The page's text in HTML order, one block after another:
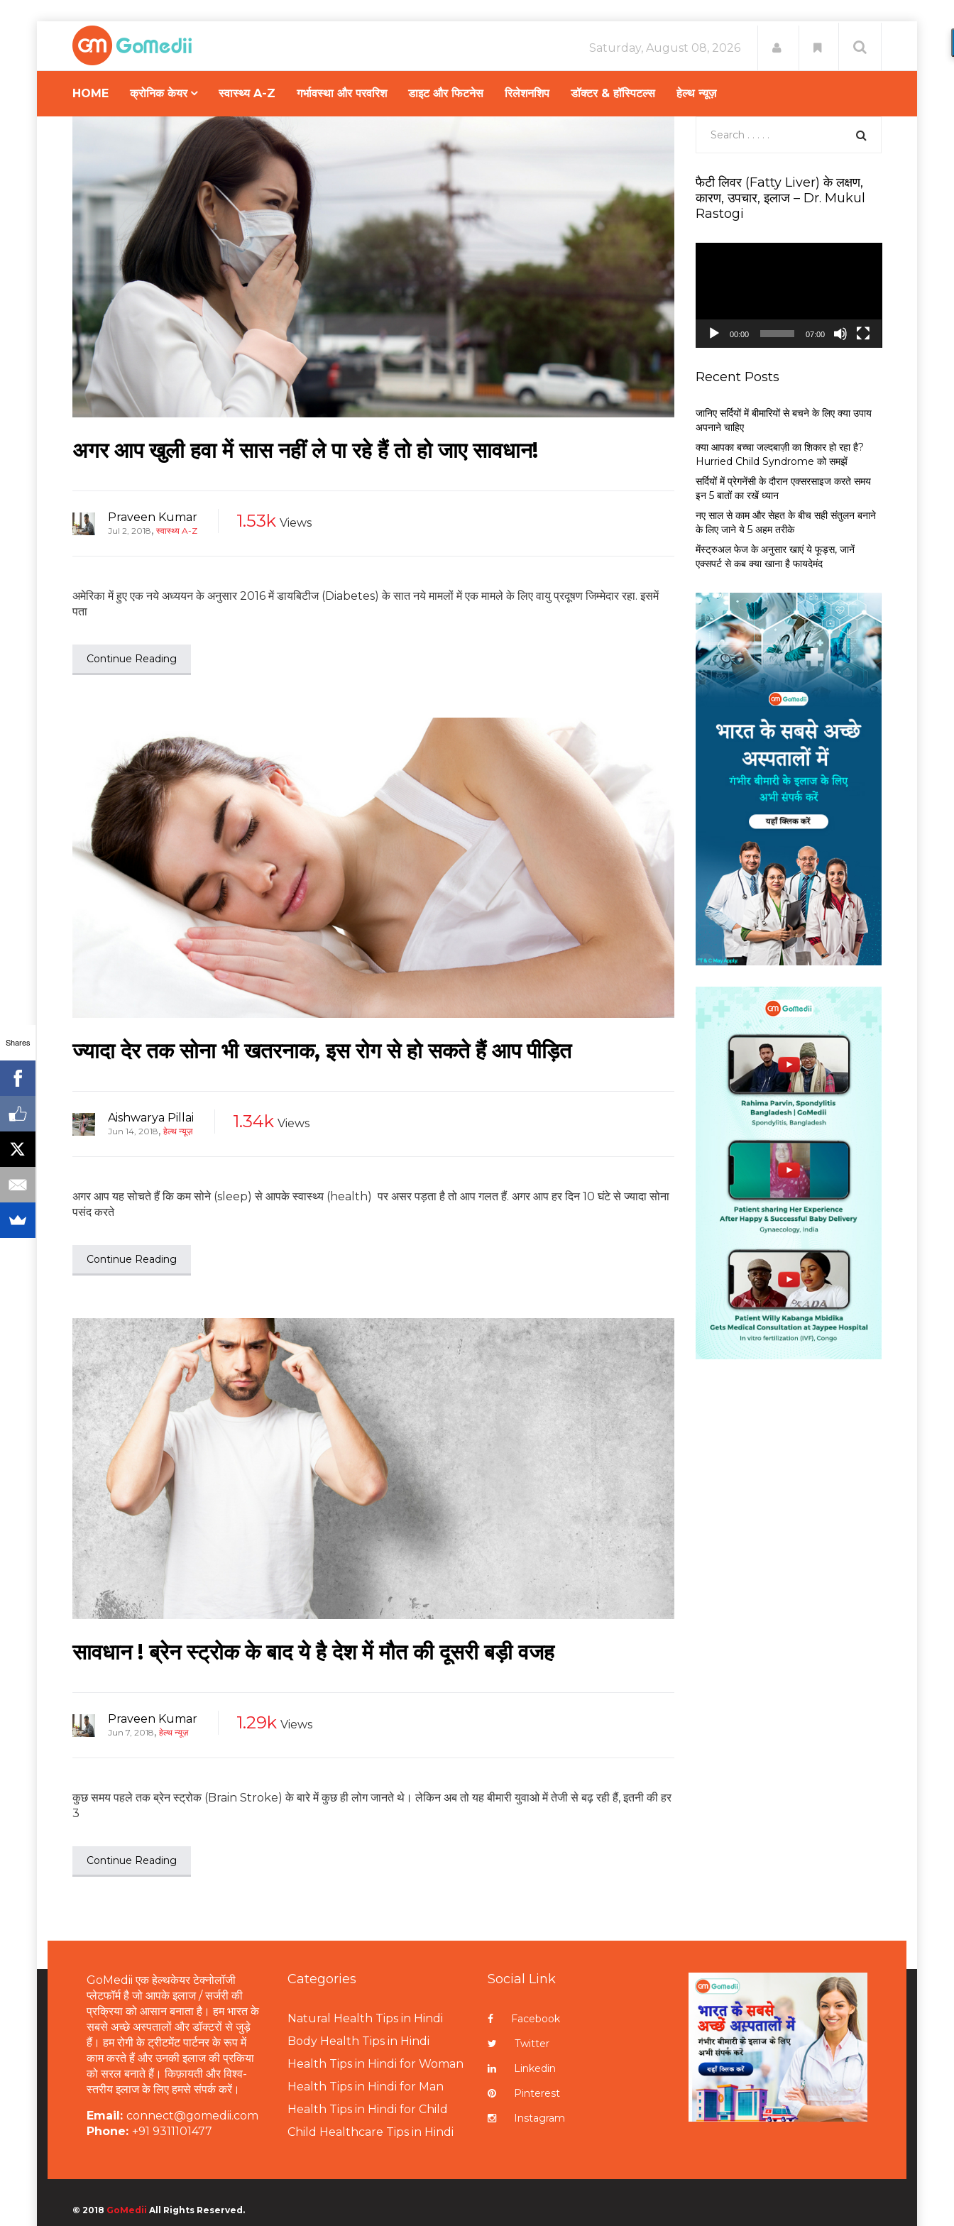
Saturday, August 08, 2026
HOME क्रोनिक केयर स्वास्थ्य A-Z गर्भावस्था और परवरिश डाइट और फिटनेस रिलेशनशिप डॉक्टर & हॉस्पिटल्स हेल्थ न्यूज़
अगर आप खुली हवा में सास नहीं ले पा रहे हैं तो हो जाए सावधान!
Praveen Kumar
Jul 2, 2018, स्वास्थ्य A-Z 1.53k Views
अमेरिका में हुए एक नये अध्ययन के अनुसार 2016 में डायबिटीज (Diabetes) के सात नये मामलों में एक मामले के लिए वायु प्रदूषण जिम्मेदार रहा. इसमें
पता
Continue Reading
ज्यादा देर तक सोना भी खतरनाक, इस रोग से हो सकते हैं आप पीड़ित
Aishwarya Pillai
Jun 14, 2018, हेल्थ न्यूज़ 1.34k Views
अगर आप यह सोचते हैं कि कम सोने (sleep) से आपके स्वास्थ्य (health) पर असर पड़ता है तो आप गलत हैं. अगर आप हर दिन 10 घंटे से ज्यादा सोना
पसंद करते
Continue Reading
सावधान ! ब्रेन स्ट्रोक के बाद ये है देश में मौत की दूसरी बड़ी वजह
Praveen Kumar
Jun 7, 2018, हेल्थ न्यूज़ 1.29k Views
कुछ समय पहले तक ब्रेन स्ट्रोक (Brain Stroke) के बारे में कुछ ही लोग जानते थे। लेकिन अब तो यह बीमारी युवाओ में तेजी से बढ़ रही हैं, इतनी की हर
3
Continue Reading
फैटी लिवर (Fatty Liver) के लक्षण,
कारण, उपचार, इलाज – Dr. Mukul
Rastogi
y
00:00 07:00
Recent Posts
जानिए सर्दियों में बीमारियों से बचने के लिए क्या उपाय
अपनाने चाहिए
क्या आपका बच्चा जल्दबाज़ी का शिकार हो रहा है?
Hurried Child Syndrome को समझें
सर्द‍ियों में प्रेगनेंसी के दौरान एक्सरसाइज करते समय
इन 5 बातों का रखें ध्यान
नए साल से काम और सेहत के बीच सही संतुलन बनाने
के लिए जाने ये 5 अहम तरीके
मेंस्ट्रुअल फेज के अनुसार खाएं ये फूड्स, जानें
एक्सपर्ट से कब क्या खाना है फायदेमंद
GoMedii एक हेल्थकेयर टेक्नोलॉजी
प्लेटफॉर्म है जो आपके इलाज / सर्जरी की
प्रक्रिया को आसान बनाता है। हम भारत के
सबसे अच्छे अस्पतालों और डॉक्टरों से जुड़े
हैं। हम रोगी के ट्रीटमेंट पार्टनर के रूप में
काम करते हैं और उनकी इलाज की प्रकिया
को सरल बनाते हैं। किफ़ायती और विश्व-
स्तरीय इलाज के लिए हमसे संपर्क करें।
Email: connect@gomedii.com
Phone: +91 9311101477
Categories
Natural Health Tips in Hindi
Body Health Tips in Hindi
Health Tips in Hindi for Woman
Health Tips in Hindi for Man
Health Tips in Hindi for Child
Child Healthcare Tips in Hindi
Social Link
Facebook
Twitter
Linkedin
Pinterest
Instagram
© 2018 GoMedii All Rights Reserved.
Shares
SUBSCRIBE NOW
हेल्थकेयर कम्युनिटी को